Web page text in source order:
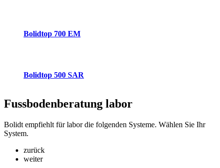
Bolidtop 700 EM
Bolidtop 500 SAR
Fussbodenberatung labor
Bolidt empfiehlt für labor die folgenden Systeme. Wählen Sie Ihr
System.
zurück
weiter